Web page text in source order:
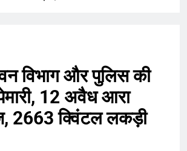
विभाग और पुलिस की
12 अवैध आरा
2663 क्विंटल लकड़ी